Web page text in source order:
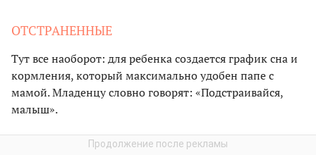
ОТСТРАНЕННЫЕ
Тут все наоборот: для ребенка создается график сна и
кормления, который максимально удобен папе с
мамой. Младенцу словно говорят: «Подстраивайся,
малыш».